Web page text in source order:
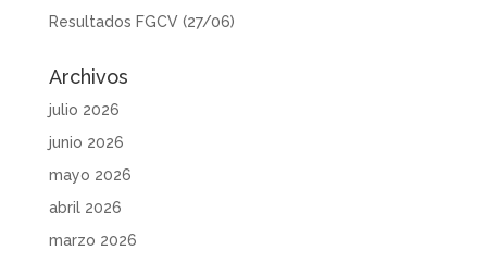
Resultados FGCV (27/06)
Archivos
julio 2026
junio 2026
mayo 2026
abril 2026
marzo 2026